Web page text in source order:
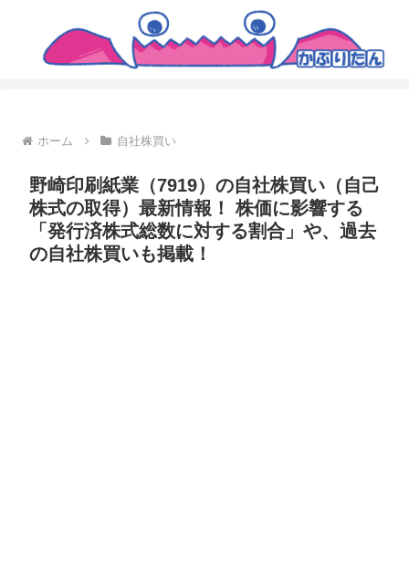
ホーム 自社株買い
野崎印刷紙業（7919）の自社株買い（自己
株式の取得）最新情報！ 株価に影響する
「発行済株式総数に対する割合」や、過去
の自社株買いも掲載！